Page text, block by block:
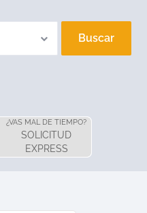
Buscar
¿VAS MAL DE TIEMPO?
SOLICITUD
EXPRESS